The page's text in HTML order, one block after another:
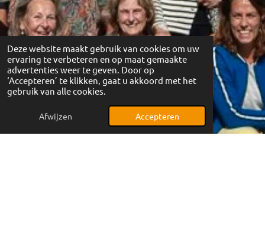
Deze website maakt gebruik van cookies om uw
ervaring te verbeteren en op maat gemaakte
advertenties weer te geven. Door op
‘Accepteren’ te klikken, gaat u akkoord met het
gebruik van alle cookies.
Afwijzen Accepteren